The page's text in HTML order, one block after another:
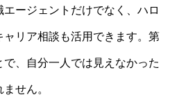
ージェントだけでなく、ハロ
リア相談も活用できます。第
、自分一人では見えなかった
せん。